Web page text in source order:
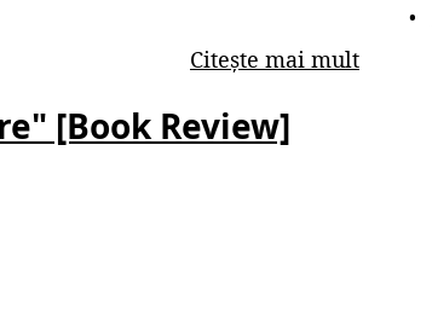
Citește mai mult
[Book Review]